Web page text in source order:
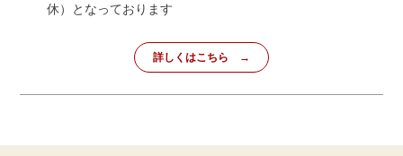
休）となっております
詳しくはこちら